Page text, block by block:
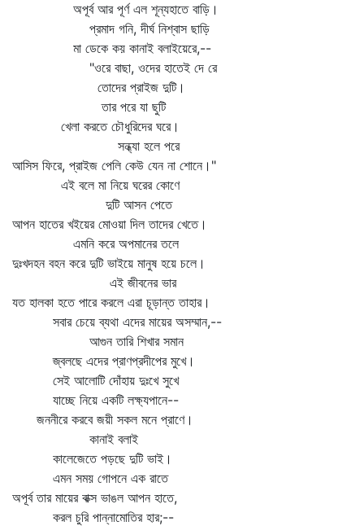
অপূর্ব আর পূর্ণ এল শূন্যহাতে বাড়ি।
প্রমাদ গনি, দীর্ঘ নিশ্বাস ছাড়ি
মা ডেকে কয় কানাই বলাইয়েরে,--
"ওরে বাছা, ওদের হাতেই দে রে
তোদের প্রাইজ দুটি।
তার পরে যা ছুটি
খেলা করতে চৌধুরিদের ঘরে।
সন্ধ্যা হলে পরে
আসিস ফিরে, প্রাইজ পেলি কেউ যেন না শোনে।"
এই বলে মা নিয়ে ঘরের কোণে
দুটি আসন পেতে
আপন হাতের খইয়ের মোওয়া দিল তাদের খেতে।
এমনি করে অপমানের তলে
দুঃখদহন বহন করে দুটি ভাইয়ে মানুষ হয়ে চলে।
এই জীবনের ভার
যত হালকা হতে পারে করলে এরা চূড়ান্ত তাহার।
সবার চেয়ে ব্যথা এদের মায়ের অসম্মান,--
আগুন তারি শিখার সমান
জ্বলছে এদের প্রাণপ্রদীপের মুখে।
সেই আলোটি দোঁহায় দুঃখে সুখে
যাচ্ছে নিয়ে একটি লক্ষ্যপানে--
জননীরে করবে জয়ী সকল মনে প্রাণে।
কানাই বলাই
কালেজেতে পড়ছে দুটি ভাই।
এমন সময় গোপনে এক রাতে
অপূর্ব তার মায়ের বাক্স ভাঙল আপন হাতে,
করল চুরি পান্নামোতির হার;--